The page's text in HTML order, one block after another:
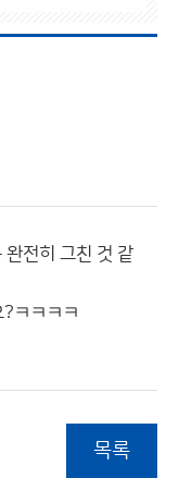
완전히 그친 것 같
ㅋㅋㅋㅋ
목록